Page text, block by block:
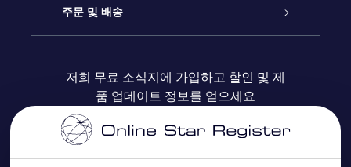
블로그
OSR 선물 팩
OSR 상품권
기업 선물
Star Register
맞춤 별 페이지
One Million Stars
주문 및 배송
결제 정보
배송 정보
저희 무료 소식지에 가입하고 할인 및 제
품 업데이트 정보를 얻으세요